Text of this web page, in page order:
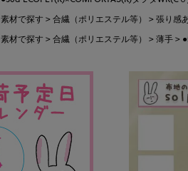
素材で探す 合繊（ポリエステル等） 張り感
素材で探す 合繊（ポリエステル等） 薄手